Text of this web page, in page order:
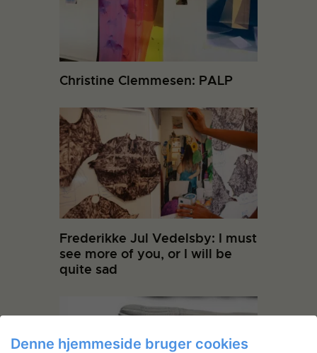
Christine Clemmesen: PALP
Frederikke Jul Vedelsby: I must
see more of you, or I will be
quite sad
Denne hjemmeside bruger cookies